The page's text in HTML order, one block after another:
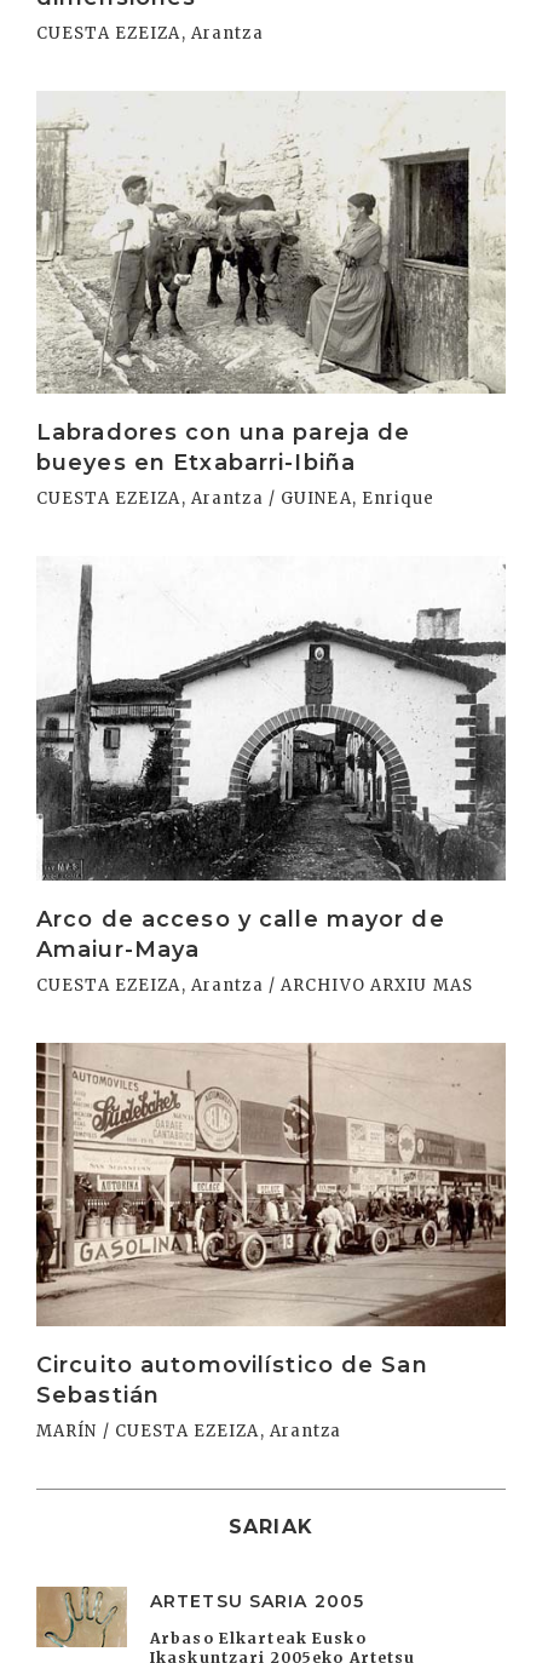
CUESTA EZEIZA, Arantza
Labradores con una pareja de
bueyes en Etxabarri-Ibiña
CUESTA EZEIZA, Arantza / GUINEA, Enrique
Irakurri
Arco de acceso y calle mayor de
Amaiur-Maya
CUESTA EZEIZA, Arantza / ARCHIVO ARXIU MAS
Irakurri
Circuito automovilístico de San
Sebastián
MARÍN / CUESTA EZEIZA, Arantza
Irakurri
SARIAK
ARTETSU SARIA 2005
Arbaso Elkarteak Eusko
Ikaskuntzari 2005eko Artetsu